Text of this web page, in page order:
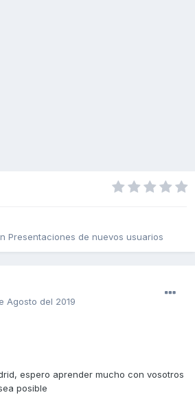
Presentaciones de nuevos usuarios
Agosto del 2019
espero aprender mucho con vosotros
posible